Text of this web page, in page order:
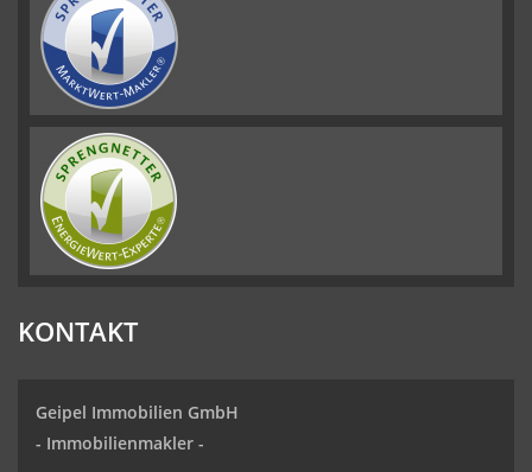
KONTAKT
Geipel Immobilien GmbH
- Immobilienmakler -